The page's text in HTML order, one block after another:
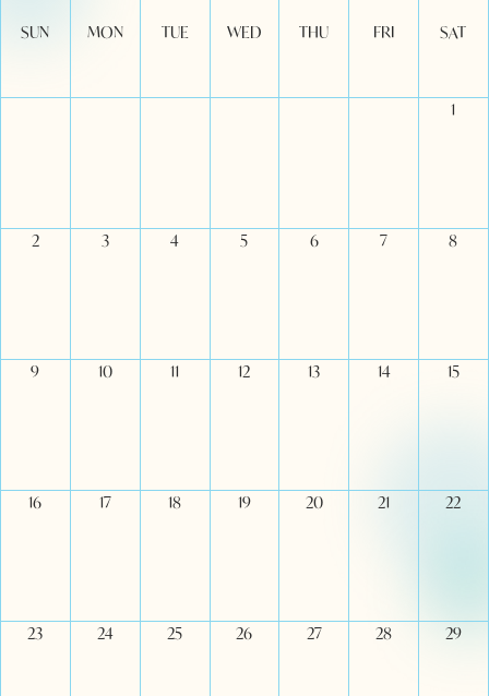
SUN MON TUE WED THU FRI SAT
1
2 3 4 5 6 7 8
9 10 11 12 13 14 15
16 17 18 19 20 21 22
23 24 25 26 27 28 29